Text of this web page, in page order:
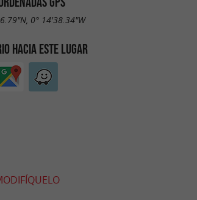
0° 14'38.34"W
HACIA ESTE LUGAR